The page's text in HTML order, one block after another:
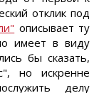
отклик под
описывает ту
имеет в виду
бы сказать,
но искренне
делу